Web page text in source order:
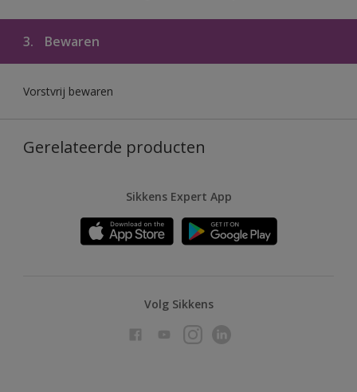
3. Bewaren
Vorstvrij bewaren
Gerelateerde producten
Sikkens Expert App
Volg Sikkens